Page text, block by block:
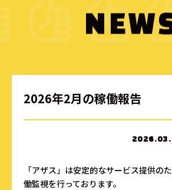
2026年2月の稼働報告
「アザス」は安定的なサービス提供の
働監視を行っております。